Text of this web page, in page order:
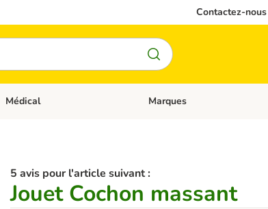
Contactez-nous
Dérouler les catégories: Autres animaux
Médical Dérouler les catégories: Médical
Marques
5 avis pour l'article suivant :
Jouet Cochon massant